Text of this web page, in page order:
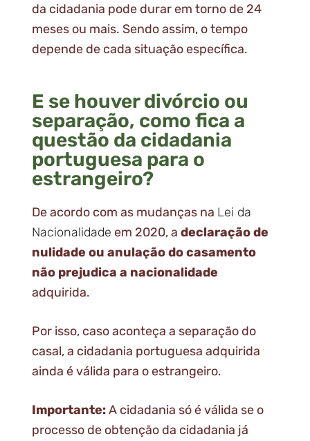
da cidadania pode durar em torno de 24
meses ou mais. Sendo assim, o tempo
depende de cada situação específica.
E se houver divórcio ou
separação, como fica a
questão da cidadania
portuguesa para o
estrangeiro?
De acordo com as mudanças na Lei da
Nacionalidade em 2020, a declaração de
nulidade ou anulação do casamento
não prejudica a nacionalidade
adquirida.
Por isso, caso aconteça a separação do
casal, a cidadania portuguesa adquirida
ainda é válida para o estrangeiro.
Importante:A cidadania só é válida se o
processo de obtenção da cidadania já